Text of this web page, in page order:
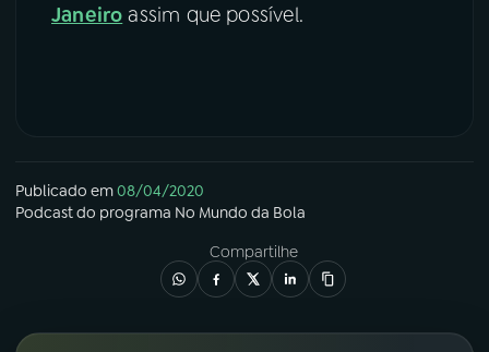
Janeiro assim que possível.
Publicado em08/04/2020
Podcastdo programa No Mundo da Bola
Compartilhe